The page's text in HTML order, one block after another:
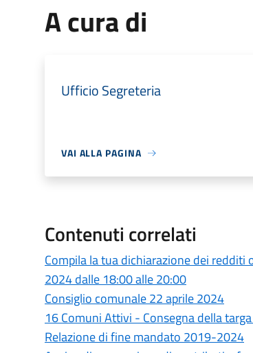
A cura di
Ufficio Segreteria
VAI ALLA PAGINA
Contenuti correlati
Compila la tua dichiarazione dei
2024 dalle 18:00 alle 20:00
Consiglio comunale 22 aprile 2024
16 Comuni Attivi - Consegna della
Relazione di fine mandato 2019-2024